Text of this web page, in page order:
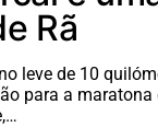
Rã
leve de 10
para a maratona